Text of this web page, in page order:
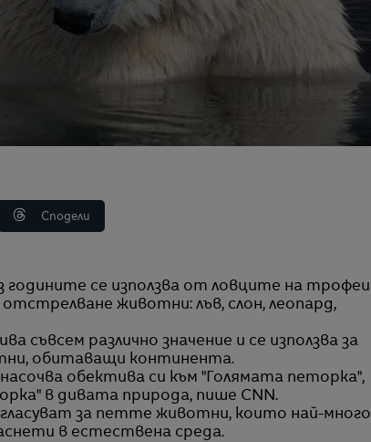
Сподели
животни: лъв, слон, леопард,
съвсем различно значение и се използва за
обитаващи континента.
обектива си към "Голямата петорка",
в дивата природа, пише CNN.
за петте животни, които най-много
в естествена среда.